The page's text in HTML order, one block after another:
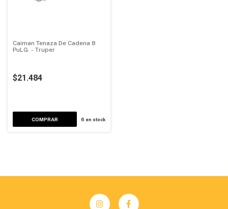
Caiman Tenaza De Cadena 8
PuLG. - Truper
$21.484
6 en stock